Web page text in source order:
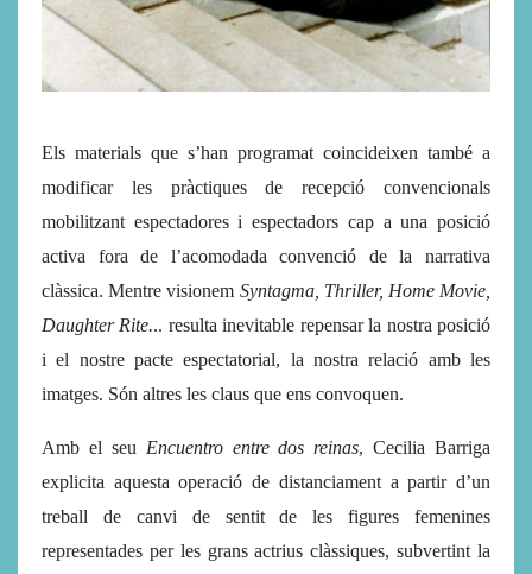
Els materials que s’han programat coincideixen també a
modificar les pràctiques de recepció convencionals
mobilitzant espectadores i espectadors cap a una posició
activa fora de l’acomodada convenció de la narrativa
clàssica. Mentre visionem Syntagma, Thriller, Home Movie,
Daughter Rite... resulta inevitable repensar la nostra posició
i el nostre pacte espectatorial, la nostra relació amb les
imatges. Són altres les claus que ens convoquen.
Amb el seu Encuentro entre dos reinas, Cecilia Barriga
explicita aquesta operació de distanciament a partir d’un
treball de canvi de sentit de les figures femenines
representades per les grans actrius clàssiques, subvertint la